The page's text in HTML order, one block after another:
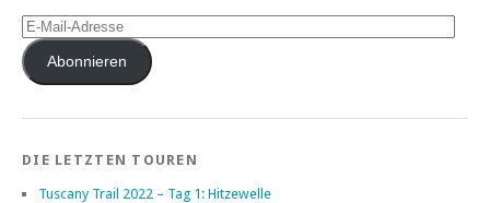
E-
Mail-
AdresseAbonnieren
DIE LETZTEN TOUREN
Tuscany Trail 2022 – Tag 1: Hitzewelle